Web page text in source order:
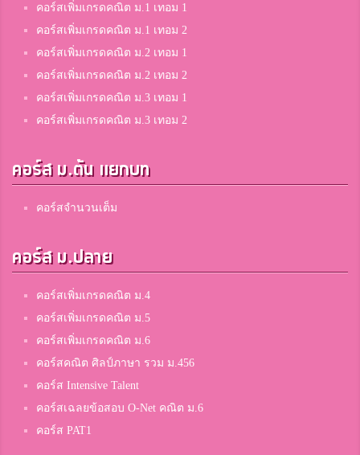
คอร์สเพิ่มเกรดคณิต ม.1 เทอม 1
คอร์สเพิ่มเกรดคณิต ม.1 เทอม 2
คอร์สเพิ่มเกรดคณิต ม.2 เทอม 1
คอร์สเพิ่มเกรดคณิต ม.2 เทอม 2
คอร์สเพิ่มเกรดคณิต ม.3 เทอม 1
คอร์สเพิ่มเกรดคณิต ม.3 เทอม 2
คอร์ส ม.ต้น แยกบท
คอร์สจำนวนเต็ม
คอร์ส ม.ปลาย
คอร์สเพิ่มเกรดคณิต ม.4
คอร์สเพิ่มเกรดคณิต ม.5
คอร์สเพิ่มเกรดคณิต ม.6
คอร์สคณิต ศิลป์ภาษา รวม ม.456
คอร์ส Intensive Talent
คอร์สเฉลยข้อสอบ O-Net คณิต ม.6
คอร์ส PAT1